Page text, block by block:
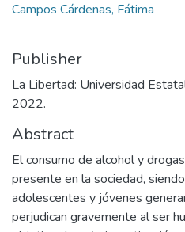
Campos Cárdenas, Fátima
Publisher
La Libertad: Universidad
2022.
Abstract
El consumo de alcohol y
presente en la sociedad,
adolescentes y jóvenes
perjudican gravemente al ser